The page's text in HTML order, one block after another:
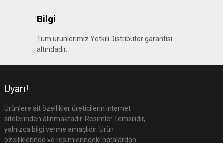
Bilgi
Tüm ürünlerimiz Yetkili Distribütör garantisi
altındadır.
Uyarı!
Ürünlere ait özellikler üreticilerin internet
sitelerinden alınmaktadır. Resimler Temsilidir,
yalnızca bilgi verme amaçlıdır. Ürün
özelliklerinde ve resimlerindeki hatalardan